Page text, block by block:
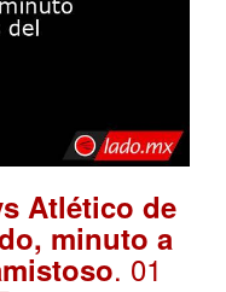
Atlético de
minuto a
. 01